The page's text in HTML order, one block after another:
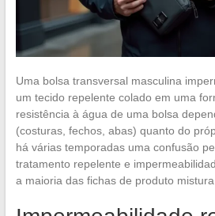
Uma bolsa transversal masculina
um tecido repelente colado em uma
resistência à água de uma bolsa
(costuras, fechos, abas) quanto do
há várias temporadas uma confusão
tratamento repelente e
a maioria das fichas de produto mistura